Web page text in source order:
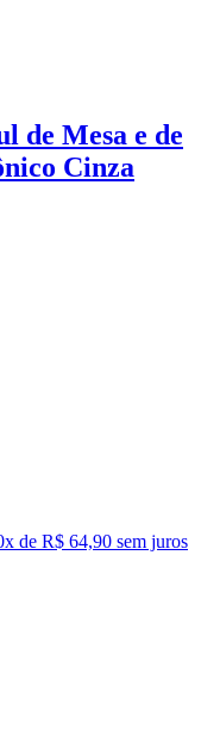
de Mesa e de
Cinza
x de R$ 64,90 sem juros